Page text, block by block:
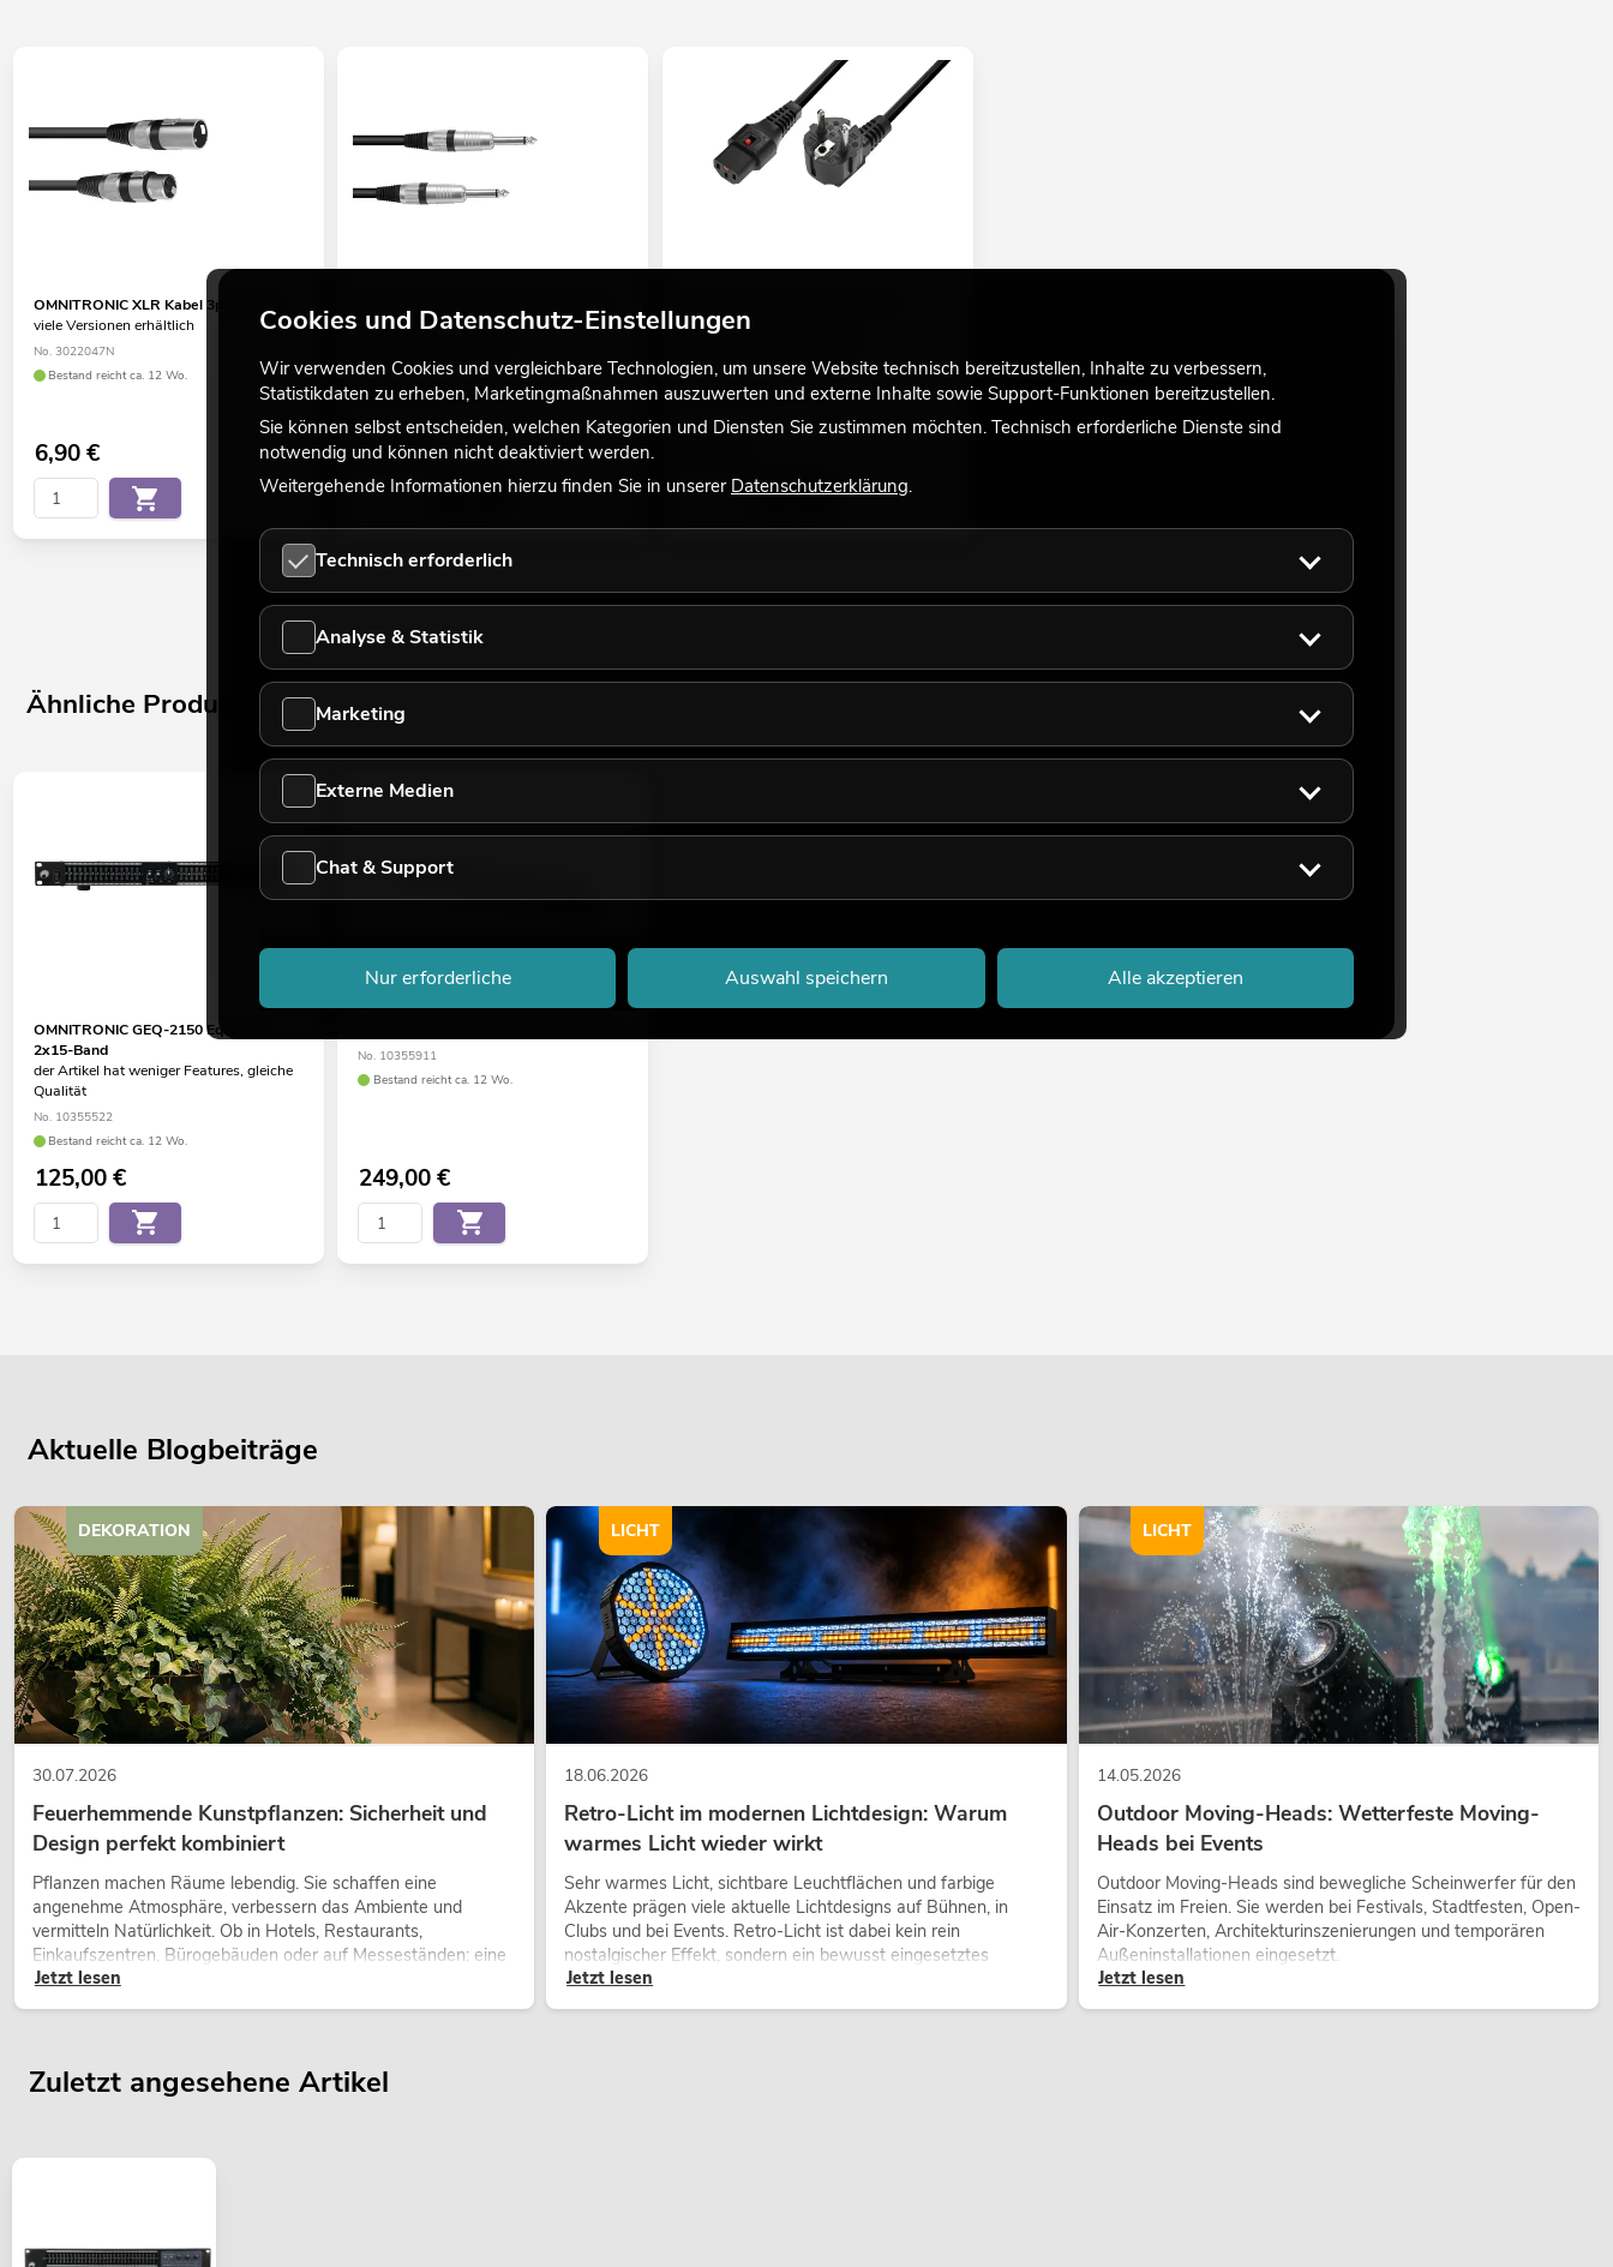
OMNITRONIC XLR Kabel 3pol 3m sw
viele Versionen erhältlich
No. 3022047N
Bestand reicht ca. 12 Wo.
6,90€
3m sw ROAD
No. 30211654
Bestand reicht ca. 12 Wo.
5,90€
verriegelbar 3x1,0 1m sw
No. 30235240
Bestand reicht ca. 12 Wo.
Ähnliche Produkte
OMNITRONIC GEQ-2150 Equalizer
2x15-Band
der Artikel hat weniger Features, gleiche
Qualität
No. 10355522
Bestand reicht ca. 12 Wo.
125,00€
No. 10355911
Bestand reicht ca. 12 Wo.
249,00€
Aktuelle Blogbeiträge
30.07.2026
Feuerhemmende Kunstpflanzen: Sicherheit und
Design perfekt kombiniert
Pflanzen machen Räume lebendig. Sie schaffen eine
angenehme Atmosphäre, verbessern das Ambiente und
vermitteln Natürlichkeit. Ob in Hotels, Restaurants,
Einkaufszentren, Bürogebäuden oder auf Messeständen: eine
hochwertige Begrünung gehört heute längst zum modernen
Raumkonzept.
Jetzt lesen
DEKORATION
18.06.2026
Retro-Licht im modernen Lichtdesign: Warum
warmes Licht wieder wirkt
Sehr warmes Licht, sichtbare Leuchtflächen und farbige
Akzente prägen viele aktuelle Lichtdesigns auf Bühnen, in
Clubs und bei Events. Retro-Licht ist dabei kein rein
nostalgischer Effekt, sondern ein bewusst eingesetztes
Gestaltungsmittel: Es schafft Atmosphäre, gibt Szenen
Charakter und kann technische LED-Setups emotionaler
Jetzt lesen
LICHT
14.05.2026
Outdoor Moving-Heads: Wetterfeste Moving-
Heads bei Events
Outdoor Moving-Heads sind bewegliche Scheinwerfer für den
Einsatz im Freien. Sie werden bei Festivals, Stadtfesten, Open-
Air-Konzerten, Architekturinszenierungen und temporären
Außeninstallationen eingesetzt.
Jetzt lesen
LICHT
Zuletzt angesehene Artikel
Cookies und Datenschutz-Einstellungen
Wir verwenden Cookies und vergleichbare Technologien, um unsere Website technisch bereitzustellen, Inhalte zu verbessern,
Statistikdaten zu erheben, Marketingmaßnahmen auszuwerten und externe Inhalte sowie Support-Funktionen bereitzustellen.
Sie können selbst entscheiden, welchen Kategorien und Diensten Sie zustimmen möchten. Technisch erforderliche Dienste sind
notwendig und können nicht deaktiviert werden.
Weitergehende Informationen hierzu finden Sie in unserer Datenschutzerklärung.
Technisch erforderlich
Analyse & Statistik
Marketing
Externe Medien
Chat & Support
Nur erforderliche Auswahl speichern Alle akzeptieren